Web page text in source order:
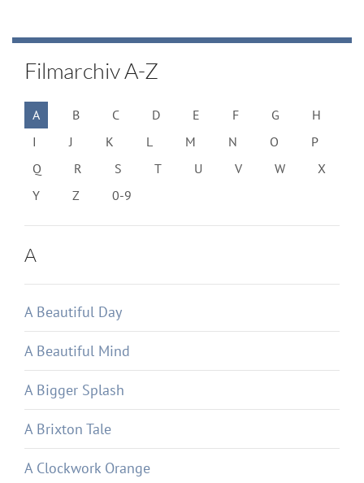
Filmarchiv A-Z
A B C D E F G
H
I
J K L M N O
P
Q
R S T U V W
X
Y
Z 0-9
A
A Beautiful Day
A Beautiful Mind
A Bigger Splash
A Brixton Tale
A Clockwork Orange